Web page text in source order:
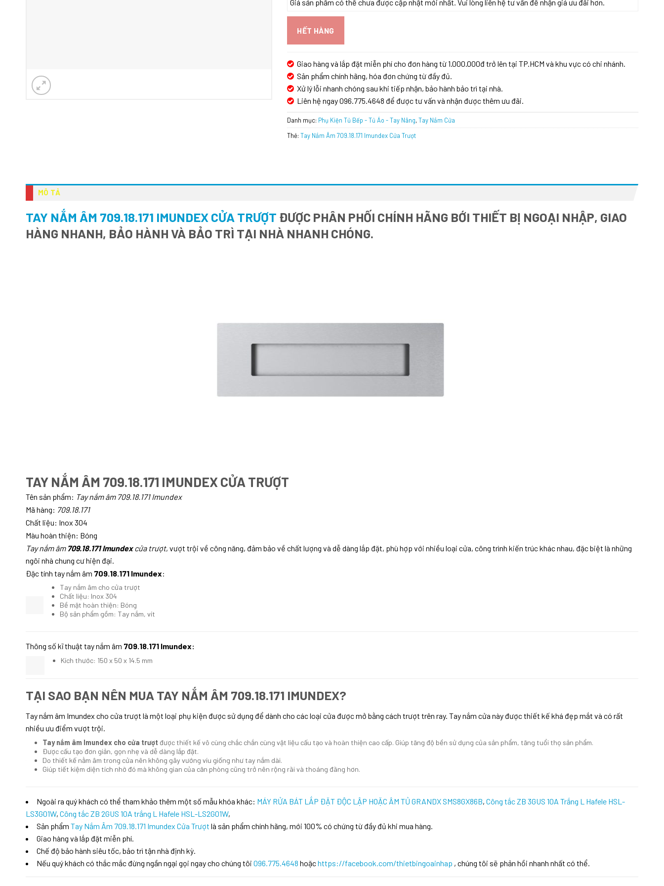
Giá sản phẩm có thể chưa được cập nhật mới nhất. Vui lòng liên hệ tư vấn để nhận giá ưu đãi hơn.
HẾT HÀNG
Giao hàng và lắp đặt miễn phí cho đơn hàng từ 1.000.000đ trở lên tại TP.HCM và khu vực có chi nhánh.
Sản phẩm chính hãng, hóa đơn chứng từ đầy đủ.
Xử lý lỗi nhanh chóng sau khi tiếp nhận, bảo hành bảo trì tại nhà.
Liên hệ ngay 096.775.4648 để được tư vấn và nhận được thêm ưu đãi.
Danh mục: Phụ Kiện Tủ Bếp - Tủ Áo - Tay Nâng,Tay Nắm Cửa
Thẻ:Tay Nắm Âm 709.18.171 Imundex Cửa Trượt
MÔ TẢ
TAY NẮM ÂM 709.18.171 IMUNDEX CỬA TRƯỢT ĐƯỢC PHÂN PHỐI CHÍNH HÃNG BỚI THIẾT BỊ NGOẠI NHẬP, GIAO
HÀNG NHANH, BẢO HÀNH VÀ BẢO TRÌ TẠI NHÀ NHANH CHÓNG.
TAY NẮM ÂM 709.18.171 IMUNDEX CỬA TRƯỢT
Tên sản phẩm: Tay nắm âm 709.18.171 Imundex
Mã hàng: 709.18.171
Chất liệu: Inox 304
Màu hoàn thiện: Bóng
Tay nắm âm 709.18.171 Imundexcửa trượt, vượt trội về công năng, đảm bảo về chất lượng và dễ dàng lắp đặt, phù hợp với nhiều loại cửa, công trình kiến trúc khác nhau, đặc biệt là những
ngôi nhà chung cư hiện đại.
Đặc tính tay nắm âm 709.18.171 Imundex:
Tay nắm âm cho cửa trượt
Chất liệu: Inox 304
Bề mặt hoàn thiện: Bóng
Bộ sản phẩm gồm: Tay nắm, vít
Thông số kĩ thuật tay nắm âm 709.18.171 Imundex:
Kích thước: 150 x 50 x 14.5 mm
TẠI SAO BẠN NÊN MUA TAY NẮM ÂM 709.18.171 IMUNDEX?
Tay nắm âm Imundex cho cửa trượt là một loại phụ kiện được sử dụng để dành cho các loại cửa được mở bằng cách trượt trên ray. Tay nắm cửa này được thiết kế khá đẹp mắt và có rất
nhiều ưu điểm vượt trội.
Tay nắm âm Imundex cho cửa trượt được thiết kế vô cùng chắc chắn cùng vật liệu cấu tạo và hoàn thiện cao cấp. Giúp tăng độ bền sử dụng của sản phẩm, tăng tuổi thọ sản phẩm.
Được cấu tạo đơn giản, gọn nhẹ và dễ dàng lắp đặt.
Do thiết kế nằm âm trong cửa nên không gây vướng víu giống như tay nắm dài.
Giúp tiết kiệm diện tích nhờ đó mà không gian của căn phòng cũng trở nên rộng rãi và thoáng đãng hơn.
Ngoài ra quý khách có thể tham khảo thêm một số mẫu khóa khác: MÁY RỬA BÁT LẮP ĐẶT ĐỘC LẬP HOẶC ÂM TỦ GRANDX SMS8GX86B, Công tắc ZB 3GUS 10A Trắng L Hafele HSL-
LS3G01W, Công tắc ZB 2GUS 10A trắng L Hafele HSL-LS2G01W,
Sản phẩm Tay Nắm Âm 709.18.171 Imundex Cửa Trượt là sản phẩm chính hãng, mới 100% có chứng từ đầy đủ khi mua hàng.
Giao hàng và lắp đặt miễn phí.
Chế độ bảo hành siêu tốc, bảo trì tận nhà định kỳ.
Nếu quý khách có thắc mắc đừng ngần ngại gọi ngay cho chúng tôi 096.775.4648 hoặchttps://facebook.com/thietbingoainhap , chúng tôi sẽ phản hồi nhanh nhất có thể.